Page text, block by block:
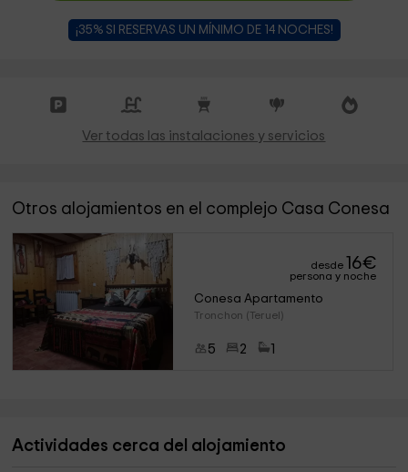
¡35% SI RESERVAS UN MÍNIMO DE 14 NOCHES!
Ver todas las instalaciones y servicios
Otros alojamientos en el complejo Casa Conesa
desde 16€
persona y noche
Conesa Apartamento
Tronchon (Teruel)
5 2
Actividades cerca del alojamiento